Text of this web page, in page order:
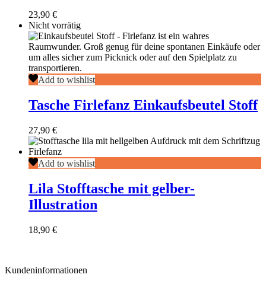
23,90 €
Nicht vorrätig
Tasche
Firlefanz
Einkaufsbeutel
Stoff
Add to wishlist
Tasche Firlefanz Einkaufsbeutel Stoff
27,90 €
Lila
Stofftasche
mit
gelber-
Illustration
Add to wishlist
Lila Stofftasche mit gelber-
Illustration
18,90 €
Kundeninformationen